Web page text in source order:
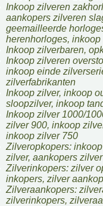
Inkoop zilveren
aankopers zilveren
geemailleerde
herenhorloges,
Inkoop zilverbaren,
Inkoop zilveren
inkoop einde
zilverfabrikanten
Inkoop zilver, inkoop
sloopzilver, inkoop
Inkoop zilver 1000/
zilver 900, inkoop
inkoop zilver 750
Zilveropkopers:
zilver, aankopers zilver
Zilverinkopers: zilver
inkopers, zilver
Zilveraankopers:
zilverinkopers,